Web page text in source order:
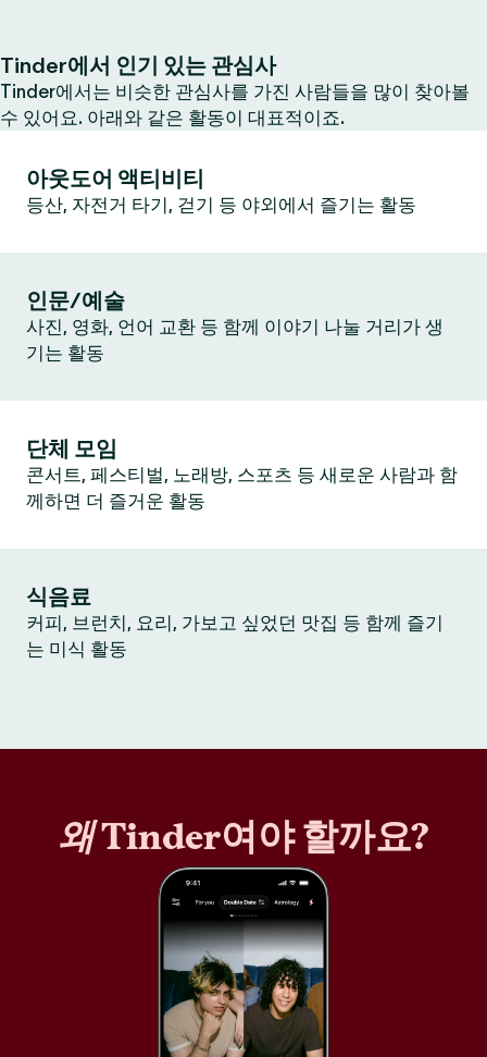
Tinder에서 인기 있는 관심사
Tinder에서는 비슷한 관심사를 가진 사람들을 많이 찾아볼
수 있어요. 아래와 같은 활동이 대표적이죠.
아웃도어 액티비티
등산, 자전거 타기, 걷기 등 야외에서 즐기는 활동
인문/예술
사진, 영화, 언어 교환 등 함께 이야기 나눌 거리가 생
기는 활동
단체 모임
콘서트, 페스티벌, 노래방, 스포츠 등 새로운 사람과 함
께하면 더 즐거운 활동
식음료
커피, 브런치, 요리, 가보고 싶었던 맛집 등 함께 즐기
는 미식 활동
왜Tinder여야 할까요?